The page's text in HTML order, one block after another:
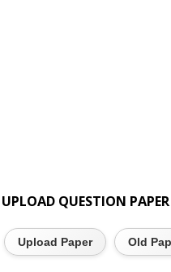
UPLOAD QUESTION
Upload Paper Old